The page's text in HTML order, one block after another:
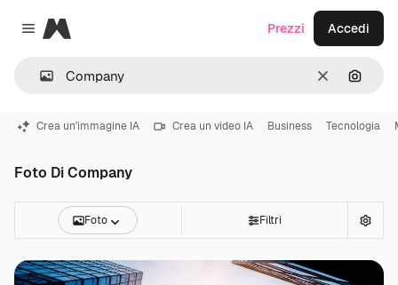
Close menu
Magnific
CancellaCerca
Prezzi Accedi
Crea un'immagine IA Crea un video IA Business Tecnologia
Foto Di Company
Foto Filtri